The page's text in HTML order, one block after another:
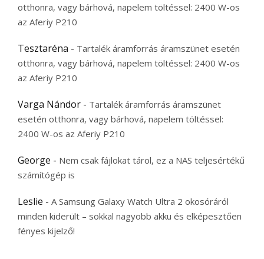
otthonra, vagy bárhová, napelem töltéssel: 2400 W-os
az Aferiy P210
Tesztaréna - Tartalék áramforrás áramszünet esetén
otthonra, vagy bárhová, napelem töltéssel: 2400 W-os
az Aferiy P210
Varga Nándor - Tartalék áramforrás áramszünet
esetén otthonra, vagy bárhová, napelem töltéssel:
2400 W-os az Aferiy P210
George - Nem csak fájlokat tárol, ez a NAS teljesértékű
számítógép is
Leslie - A Samsung Galaxy Watch Ultra 2 okosóráról
minden kiderült – sokkal nagyobb akku és elképesztően
fényes kijelző!